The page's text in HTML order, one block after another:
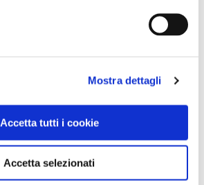
Mostra dettagli
Accetta tutti i cookie
Accetta selezionati